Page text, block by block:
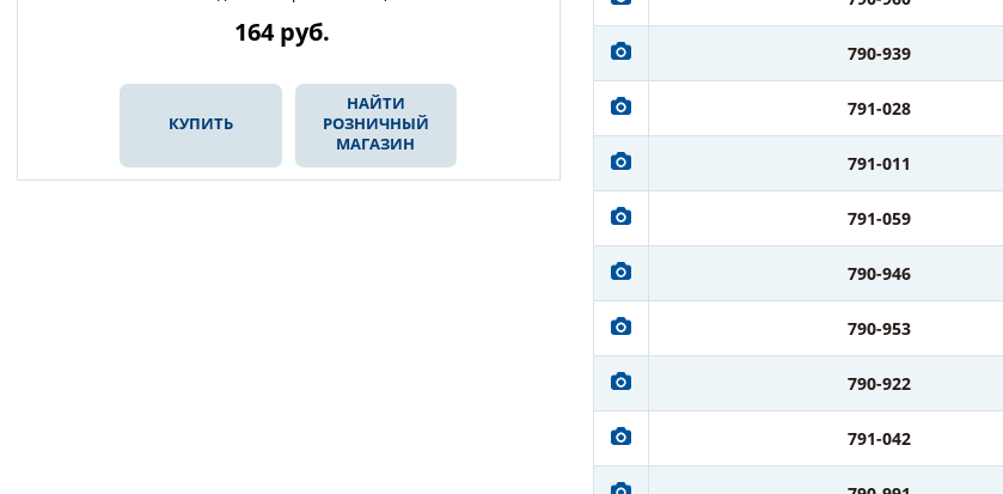
164руб.
КУПИТЬ
НАЙТИ
РОЗНИЧНЫЙ
МАГАЗИН
790-939
791-028
791-011
791-059
790-946
790-953
790-922
791-042